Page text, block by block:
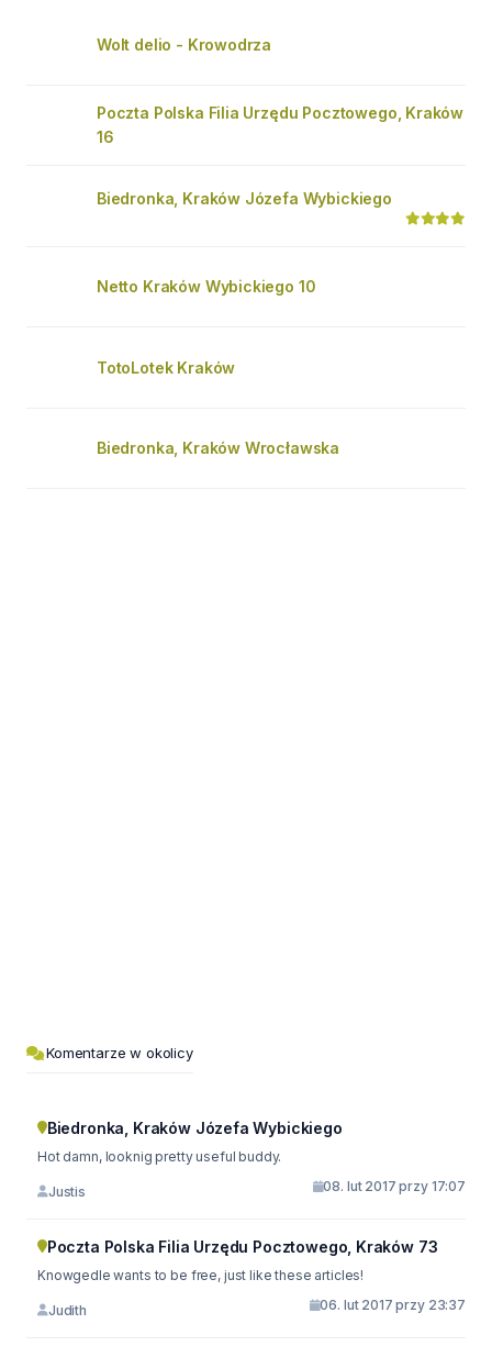
Wolt delio - Krowodrza
Poczta Polska Filia Urzędu Pocztowego, Kraków
16
Biedronka, Kraków Józefa Wybickiego
Netto Kraków Wybickiego 10
TotoLotek Kraków
Biedronka, Kraków Wrocławska
Komentarze w okolicy
Biedronka, Kraków Józefa Wybickiego
Hot damn, looknig pretty useful buddy.
Justis 08. lut 2017 przy 17:07
Poczta Polska Filia Urzędu Pocztowego, Kraków 73
Knowgedle wants to be free, just like these articles!
Judith 06. lut 2017 przy 23:37